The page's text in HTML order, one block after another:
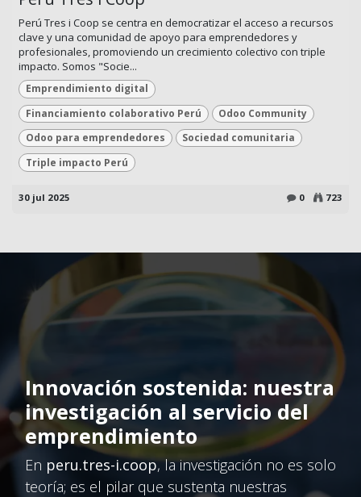
Perú Tres i Coop se centra en democratizar el acceso a recursos
clave y una comunidad de apoyo para emprendedores y
profesionales, promoviendo un crecimiento colectivo con triple
impacto. Somos "Socie...
Emprendimiento digital
Financiamiento colaborativo Perú
Odoo Community
Odoo para emprendedores
Sociedad comunitaria
Triple impacto Perú
30 jul 2025 0 723
Innovación sostenida: nuestra
investigación al servicio del
emprendimiento
En peru.tres-i.coop, la investigación no es solo
teoría; es el pilar que sustenta nuestras